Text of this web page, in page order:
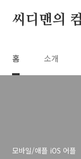
씨디맨의
홈 소개
모바일/애플 iOS 어플